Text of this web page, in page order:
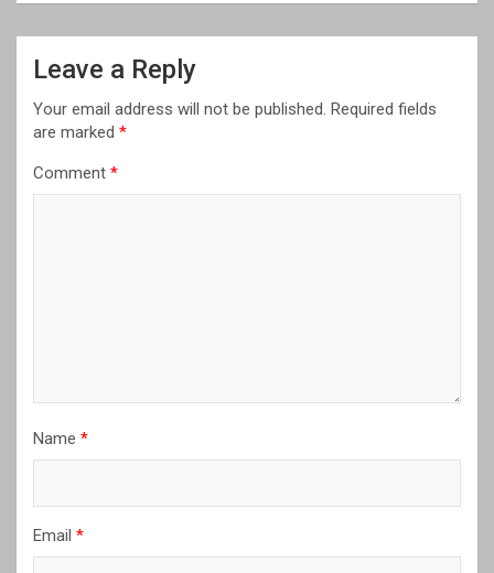
Leave a Reply
Your email address will not be published. Required fields
are marked *
Comment *
Name *
Email *